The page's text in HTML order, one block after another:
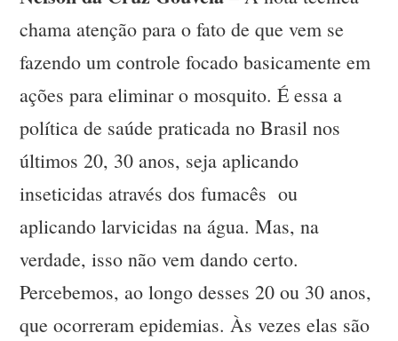
chama atenção para o fato de que vem se
fazendo um controle focado basicamente em
ações para eliminar o mosquito. É essa a
política de saúde praticada no Brasil nos
últimos 20, 30 anos, seja aplicando
inseticidas através dos fumacês ou
aplicando larvicidas na água. Mas, na
verdade, isso não vem dando certo.
Percebemos, ao longo desses 20 ou 30 anos,
que ocorreram epidemias. Às vezes elas são